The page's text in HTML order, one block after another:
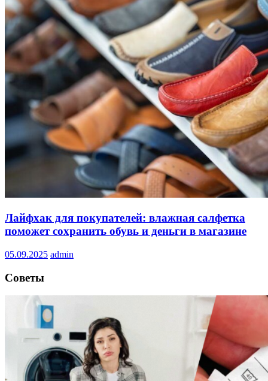
Лайфхак для покупателей: влажная салфетка
поможет сохранить обувь и деньги в магазине
05.09.2025 admin
Советы